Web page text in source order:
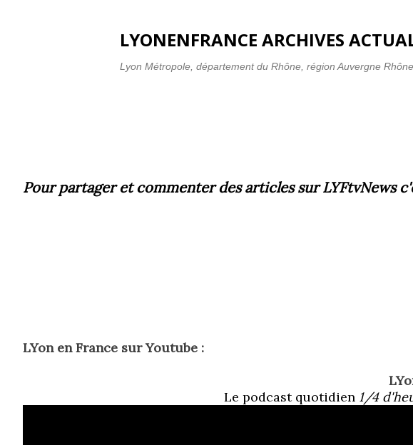
LYONENFRANCE ARCHIVES
Lyon Métropole, département du Rhône, région Auvergne
Pour partager et commenter des articlessur LYFtvNews
LYon en France sur Youtube :
Le podcast quotidien 1/4